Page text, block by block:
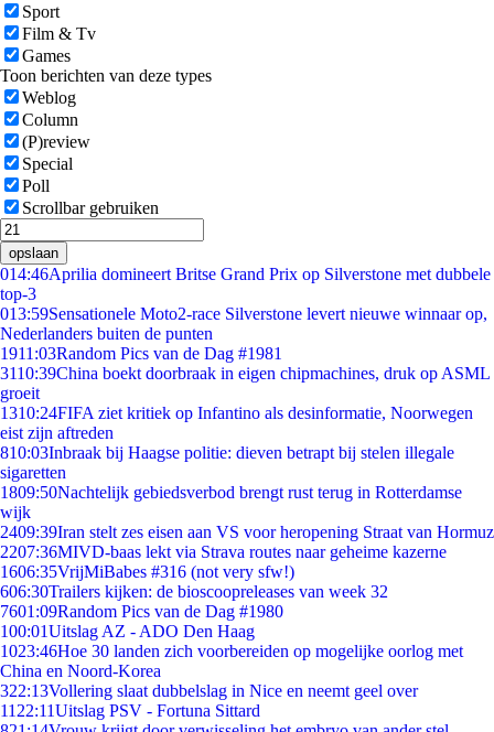
Sport
Film & Tv
Games
Toon berichten van deze types
Weblog
Column
(P)review
Special
Poll
Scrollbar gebruiken
opslaan
014:46Aprilia domineert Britse Grand Prix op Silverstone met dubbele
top-3
013:59Sensationele Moto2-race Silverstone levert nieuwe winnaar op,
Nederlanders buiten de punten
1911:03Random Pics van de Dag #1981
3110:39China boekt doorbraak in eigen chipmachines, druk op ASML
groeit
1310:24FIFA ziet kritiek op Infantino als desinformatie, Noorwegen
eist zijn aftreden
810:03Inbraak bij Haagse politie: dieven betrapt bij stelen illegale
sigaretten
1809:50Nachtelijk gebiedsverbod brengt rust terug in Rotterdamse
wijk
2409:39Iran stelt zes eisen aan VS voor heropening Straat van Hormuz
2207:36MIVD-baas lekt via Strava routes naar geheime kazerne
1606:35VrijMiBabes #316 (not very sfw!)
606:30Trailers kijken: de bioscoopreleases van week 32
7601:09Random Pics van de Dag #1980
100:01Uitslag AZ - ADO Den Haag
1023:46Hoe 30 landen zich voorbereiden op mogelijke oorlog met
China en Noord-Korea
322:13Vollering slaat dubbelslag in Nice en neemt geel over
11 22:11Uitslag PSV - Fortuna Sittard